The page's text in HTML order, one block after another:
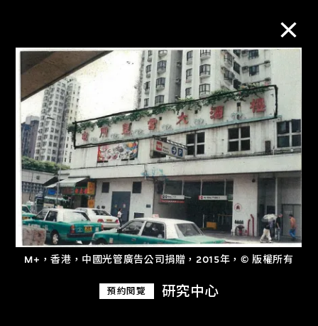
M+，香港，中國光管廣告公司捐贈，2015年，© 版權所有
預約閱覽 研究中心
M+藏品
進一步篩選 搜索
關於M+藏品
探索世界頂級的二十及二十一世紀視覺